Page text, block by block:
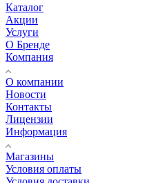
Каталог
Акции
Услуги
О Бренде
Компания
О компании
Новости
Контакты
Лицензии
Информация
Магазины
Условия оплаты